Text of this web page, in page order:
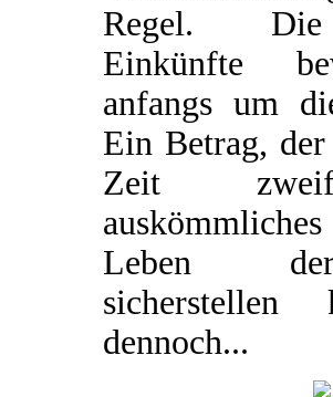
Regel.
Einkünfte
anfangs um
Ein Betrag,
Zeit
Leben
sicherstellen
dennoch...